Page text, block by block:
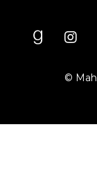
©